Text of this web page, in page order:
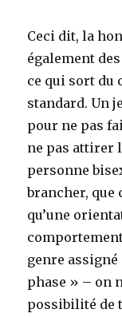
Ceci dit, la
également
ce qui sort du
standard. Un
pour ne pas
ne pas attirer
personne
brancher, que
qu’une
genre assigné
phase » – on
possibilité de